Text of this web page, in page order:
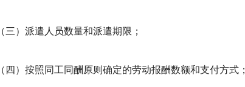
（三）派遣人员数量和派遣期限；
（四）按照同工同酬原则确定的劳动报酬数额和支付方式；